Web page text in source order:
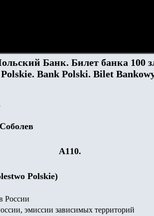
Банк. Билет банка 100
Bank Polski. Bilet
А110.
Polskie)
России
эмиссии зависимых территорий